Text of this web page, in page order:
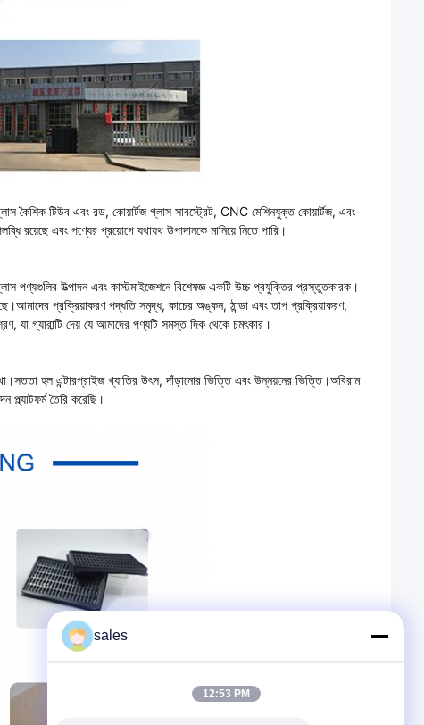
কৈশিক টিউব এবং রড, কোয়ার্টজ গ্লাস সাবস্ট্রেট, CNC মেশিনযুক্ত কোয়ার্টজ, এবং
রয়েছে এবং পণ্যের প্রয়োগে যথাযথ উপাদানকে মানিয়ে নিতে পারি।
পণ্যগুলির উত্পাদন এবং কাস্টমাইজেশনে বিশেষজ্ঞ একটি উচ্চ প্রযুক্তির প্রস্তুতকারক।
প্রক্রিয়াকরণ পদ্ধতি সমৃদ্ধ, কাচের অঙ্কন, ঠান্ডা এবং তাপ প্রক্রিয়াকরণ,
যা গ্যারান্টি দেয় যে আমাদের পণ্যটি সমস্ত দিক থেকে চমৎকার।
হল এন্টারপ্রাইজ খ্যাতির উৎস, দাঁড়ানোর ভিত্তি এবং উন্নয়নের ভিত্তি।অবিরাম
তৈরি করেছি।
sales
12:53 PM